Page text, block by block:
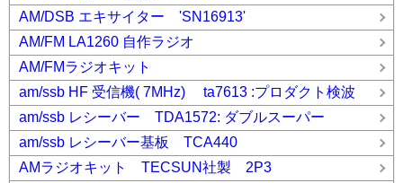
AM/DSB エキサイター 'SN16913'
AM/FM LA1260 自作ラジオ
AM/FMラジオキット
am/ssb HF 受信機( 7MHz) ta7613 :プロダクト検波
am/ssb レシーバー TDA1572: ダブルスーパー
am/ssb レシーバー基板 TCA440
AMラジオキット TECSUN社製 2P3